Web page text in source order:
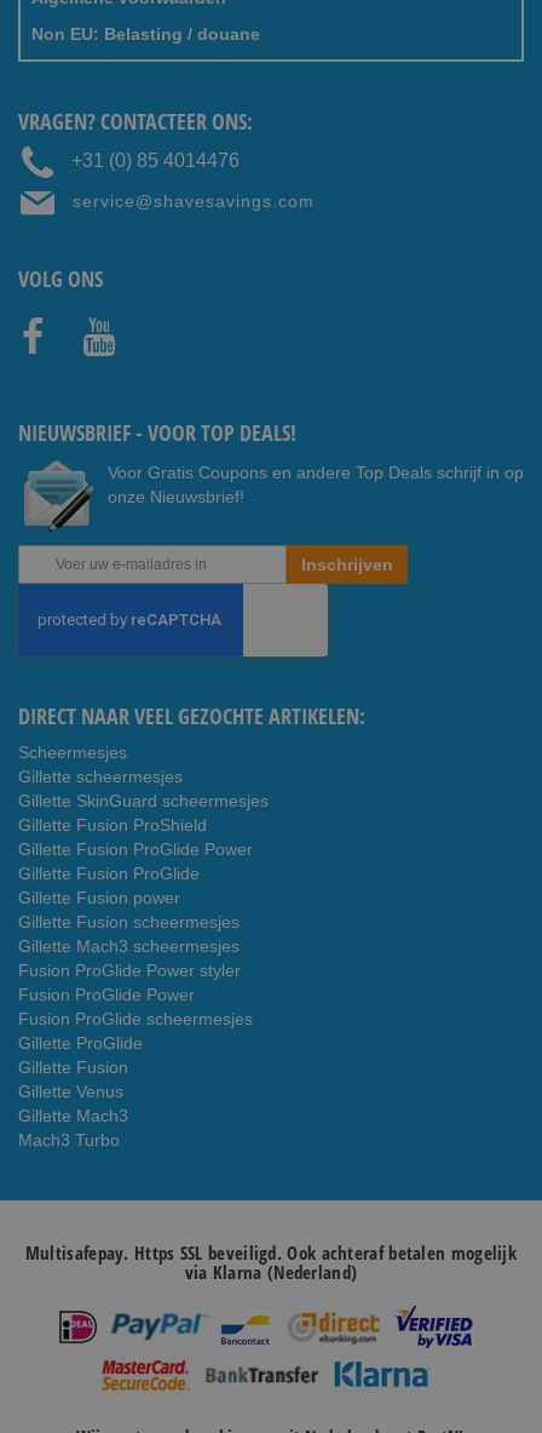
Non EU: Belasting / douane
VRAGEN? CONTACTEER ONS:
+31 (0) 85 4014476
service@shavesavings.com
VOLG ONS
NIEUWSBRIEF - VOOR TOP DEALS!
Voor Gratis Coupons en andere Top Deals schrijf in op
onze Nieuwsbrief!
Abonneer
u
onze
nieuwsbrief
Inschrijven
DIRECT NAAR VEEL GEZOCHTE ARTIKELEN:
Scheermesjes
Gillette scheermesjes
Gillette SkinGuard scheermesjes
Gillette Fusion ProShield
Gillette Fusion ProGlide Power
Gillette Fusion ProGlide
Gillette Fusion power
Gillette Fusion scheermesjes
Gillette Mach3 scheermesjes
Fusion ProGlide Power styler
Fusion ProGlide Power
Fusion ProGlide scheermesjes
Gillette ProGlide
Gillette Fusion
Gillette Venus
Gillette Mach3
Mach3 Turbo
Multisafepay. Https SSL beveiligd. Ook achteraf betalen mogelijk
via Klarna (Nederland)